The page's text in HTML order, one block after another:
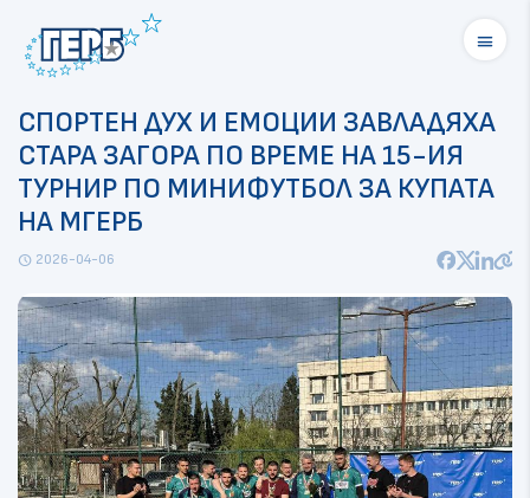
menu
СПОРТЕН ДУХ И ЕМОЦИИ ЗАВЛАДЯХА
СТАРА ЗАГОРА ПО ВРЕМЕ НА 15-ИЯ
ТУРНИР ПО МИНИФУТБОЛ ЗА КУПАТА
НА МГЕРБ
schedule 2026-04-06